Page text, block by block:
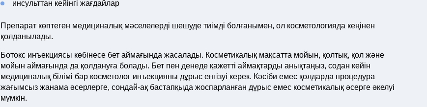
инсульттан кейінгі жағдайлар
Препарат көптеген медициналық мәселелерді шешуде тиімді болғанымен, ол косметологияда кеңінен
қолданылады.
Ботокс инъекциясы көбінесе бет аймағында жасалады. Косметикалық мақсатта мойын, қолтық, қол және
мойын аймағында да қолдануға болады. Бет пен денеде қажетті аймақтарды анықтаңыз, содан кейін
медициналық білімі бар косметолог инъекцияны дұрыс енгізуі керек. Кәсіби емес қолдарда процедура
жағымсыз жанама әсерлерге, сондай-ақ бастапқыда жоспарланған дұрыс емес косметикалық әсерге әкелуі
мүмкін.